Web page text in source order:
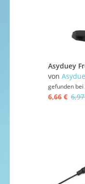
von
gefunden bei
6,66 €